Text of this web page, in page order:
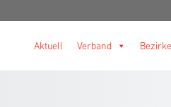
Aktuell Verband Bezirke